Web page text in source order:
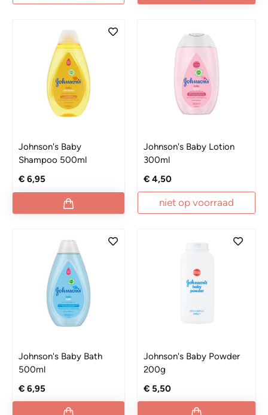
Johnson's Baby
Shampoo 500ml
€ 6,95
Johnson's Baby Lotion
300ml
€ 4,50
niet op voorraad
Johnson's Baby Bath
500ml
€ 6,95
Johnson's Baby Powder
200g
€ 5,50